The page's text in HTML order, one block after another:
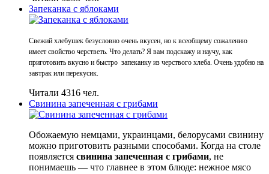
Запеканка с яблоками
Свежий хлебушек безусловно очень вкусен, но к всеобщему сожалению
имеет свойство черстветь. Что делать? Я вам подскажу и научу, как
приготовить вкусно и быстро запеканку из черствого хлеба. Очень удобно на
завтрак или перекусик.
Читали 4316 чел.
Свинина запеченная с грибами
Обожаемую немцами, украинцами, белорусами свинину
можно приготовить разными способами. Когда на столе
появляется свинина запеченная с грибами, не
понимаешь — что главнее в этом блюде: нежное мясо